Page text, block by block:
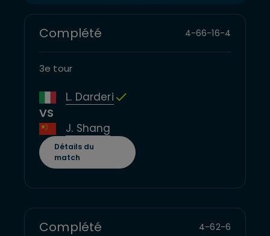
Complété 4-66-16-4
3e tour
L. Darderi
VS
J. Shang
Détails du
match
Complété 4-62-6